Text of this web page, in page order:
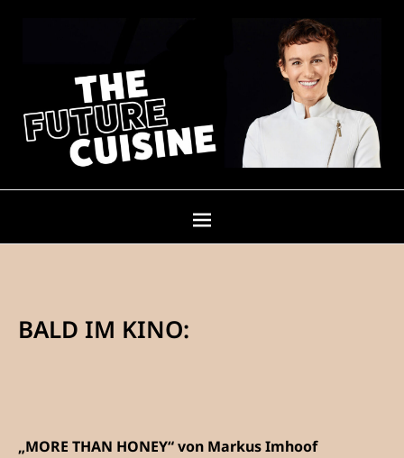
BALD IM KINO:
„MORE THAN HONEY“ von Markus Imhoof